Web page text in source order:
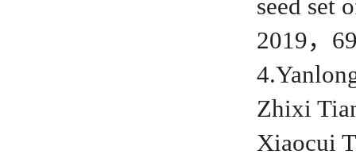
seed set
2019，
Zhixi
Xiaocui